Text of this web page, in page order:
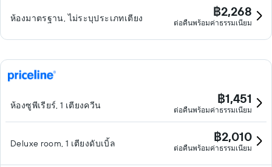
ห้องมาตรฐาน, ไม่ระบุประเภทเตียง ฿2,268
ต่อคืนพร้อมค่าธรรมเนียม
ห้องซูพีเรียร์, 1 เตียงควีน ฿1,451
ต่อคืนพร้อมค่าธรรมเนียม
Deluxe room, 1 เตียงดับเบิ้ล ฿2,010
ต่อคืนพร้อมค่าธรรมเนียม